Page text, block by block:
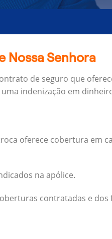
Nossa Senhora
de seguro que
indenização em
oferece cobertura em
na apólice.
contratadas e